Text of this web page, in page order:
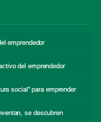
emprendedor
del emprendedor
social” para emprender
se descubren